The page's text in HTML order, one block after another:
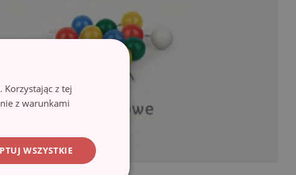
z tej
z warunkami
WSZYSTKIE